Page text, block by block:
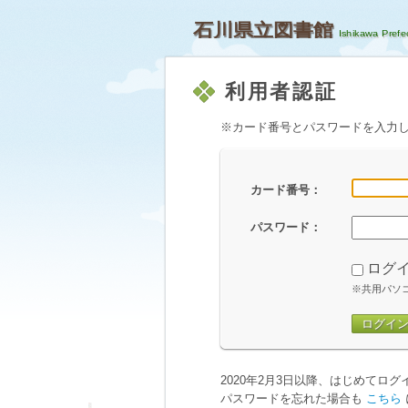
石川県立図書館
利用者認証
※カード番号とパスワードを入力
カード番号：
パスワード：
ログ
※共用パソ
ログイン
2020年2月3日以降、はじめてログ
パスワードを忘れた場合も こちら